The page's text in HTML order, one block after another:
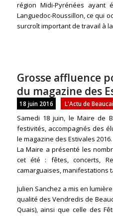
région Midi-Pyrénées ayant
Languedoc-Roussillon, ce qui
surcroît important de travail à
Grosse affluence
du magazine des
18 juin 2016 L'Actu de
Samedi 18 juin, le Maire de
festivités, accompagnés des
le magazine des Estivales 2016.
La Maire a présenté les
cet été : fêtes, concerts,
camarguaises, manifestations
Julien Sanchez a mis en
qualité des Vendredis de
Quais), ainsi que celle des